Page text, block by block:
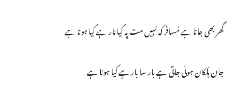
گھر بھی جانا ہے مُسافر کہ نہیں مت پہ کیا مَار ہے کیا ہونا ہے
جان ہَلکان ہوئی جاتی ہے بار سا بار ہے کیا ہونا ہے